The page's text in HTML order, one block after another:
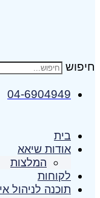
חיפוש
04-6904949
בית
אודות שיאא
המלצות
לקוחות
תוכנה לניהול